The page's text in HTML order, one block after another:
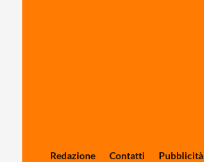
Redazione Contatti Pubblicità